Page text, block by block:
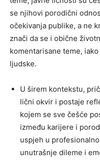
se njihovi porodični
očekivanja publike, a ne
znači da se i obične
komentarisane teme,
ljudske.
U širem kontekstu,
lični okvir i postaje
kojem se sve češće
između karijere i
uspjeh u
unutrašnje dileme i